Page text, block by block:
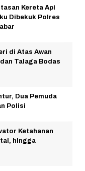
Kereta Api
Dibekuk Polres
di Atas Awan
Talaga Bodas
Dua Pemuda
Polisi
Ketahanan
hingga